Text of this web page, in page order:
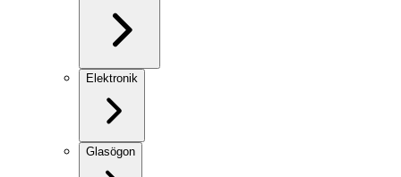
Elektronik
Glasögon